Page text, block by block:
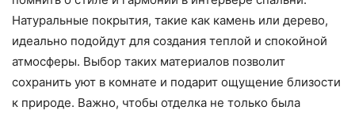
Натуральные покрытия, такие как камень или дерево,
идеально подойдут для создания теплой и спокойной
атмосферы. Выбор таких материалов позволит
сохранить уют в комнате и подарит ощущение близости
к природе. Важно, чтобы отделка не только была